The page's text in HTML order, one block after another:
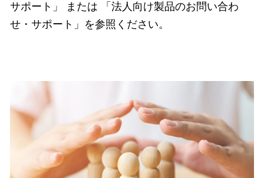
サポート」 または 「法人向け製品のお問い合わ
せ・サポート」を参照ください。